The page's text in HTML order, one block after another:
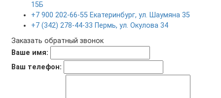
15Б
+7 900 202-66-55 Екатеринбург, ул. Шаумяна 35
+7 (342) 278-44-33 Пермь, ул. Окулова 34
Заказать обратный звонок
Ваше имя:
Ваш телефон: